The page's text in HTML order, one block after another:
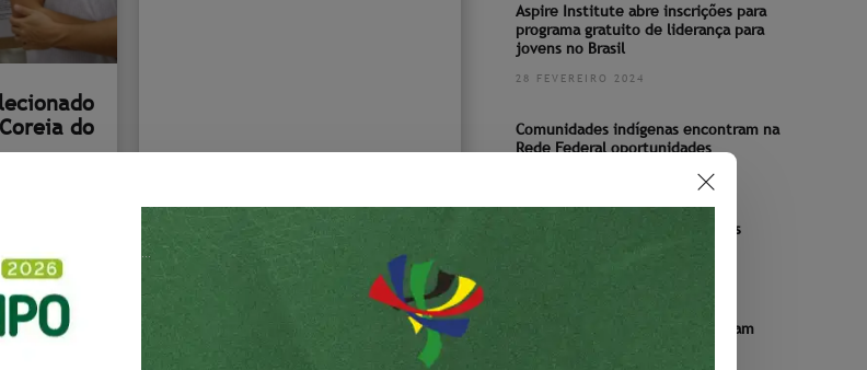
do
Aspire Institute abre inscrições para
programa gratuito de liderança para
jovens no Brasil
28 FEVEREIRO 2024
Comunidades indígenas encontram na
Rede Federal oportunidades
Pesquisa traça um panorama das
Servidores do IF Baiano pesquisam
sobre letramento em Libras
...